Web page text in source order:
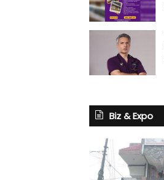
Biz & Expo